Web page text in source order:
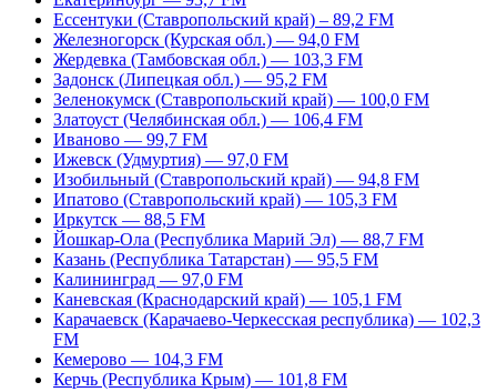
Ессентуки (Ставропольский край) – 89,2 FM
Железногорск (Курская обл.) — 94,0 FM
Жердевка (Тамбовская обл.) — 103,3 FM
Задонск (Липецкая обл.) — 95,2 FM
Зеленокумск (Ставропольский край) — 100,0 FM
Златоуст (Челябинская обл.) — 106,4 FM
Иваново — 99,7 FM
Ижевск (Удмуртия) — 97,0 FM
Изобильный (Ставропольский край) — 94,8 FM
Ипатово (Ставропольский край) — 105,3 FM
Иркутск — 88,5 FM
Йошкар-Ола (Республика Марий Эл) — 88,7 FM
Казань (Республика Татарстан) — 95,5 FM
Калининград — 97,0 FM
Каневская (Краснодарский край) — 105,1 FM
Карачаевск (Карачаево-Черкесская республика) — 102,3
FM
Кемерово — 104,3 FM
Керчь (Республика Крым) — 101,8 FM